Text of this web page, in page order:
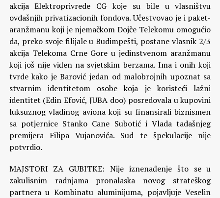
akcija Elektroprivrede CG koje su bile u vlasništvu
ovdašnjih privatizacionih fondova. Učestvovao je i paket-
aranžmanu koji je njemačkom Dojče Telekomu omogućio
da, preko svoje filijale u Budimpešti, postane vlasnik 2/3
akcija Telekoma Crne Gore u jedinstvenom aranžmanu
koji još nije viđen na svjetskim berzama. Ima i onih koji
tvrde kako je Barović jedan od malobrojnih upoznat sa
stvarnim identitetom osobe koja je koristeći lažni
identitet (Edin Efović, JUBA doo) posredovala u kupovini
luksuznog vladinog aviona koji su finansirali biznismen
sa potjernice Stanko Cane Subotić i Vlada tadašnjeg
premijera Filipa Vujanovića. Sud te špekulacije nije
potvrdio.
MAJSTORI ZA GUBITKE: Nije iznenađenje što se u
zakulisnim radnjama pronalaska novog strateškog
partnera u Kombinatu aluminijuma, pojavljuje Veselin